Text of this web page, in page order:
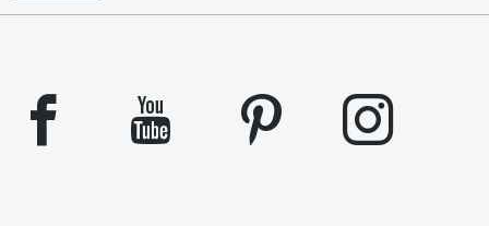
facebook youtube pinterest instagram